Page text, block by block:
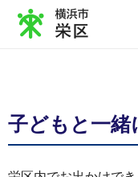
子どもと一緒